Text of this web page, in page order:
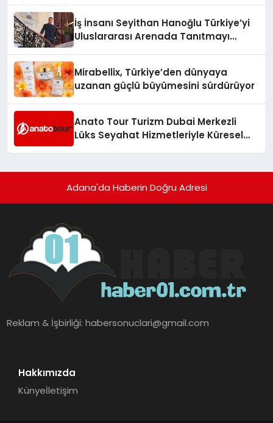
İş İnsanı Seyithan Hanoğlu Türkiye’yi
Uluslararası Arenada Tanıtmayı
Mirabellix, Türkiye’den dünyaya
uzanan güçlü büyümesini sürdürüyor
Anato Tour Turizm Dubai Merkezli
Lüks Seyahat Hizmetleriyle Küresel
Adana'da Haberin Doğru Adresi
Reklam & İşbirliği:habersonuclari@gmail.com
Hakkımızda
Künyeİletişim